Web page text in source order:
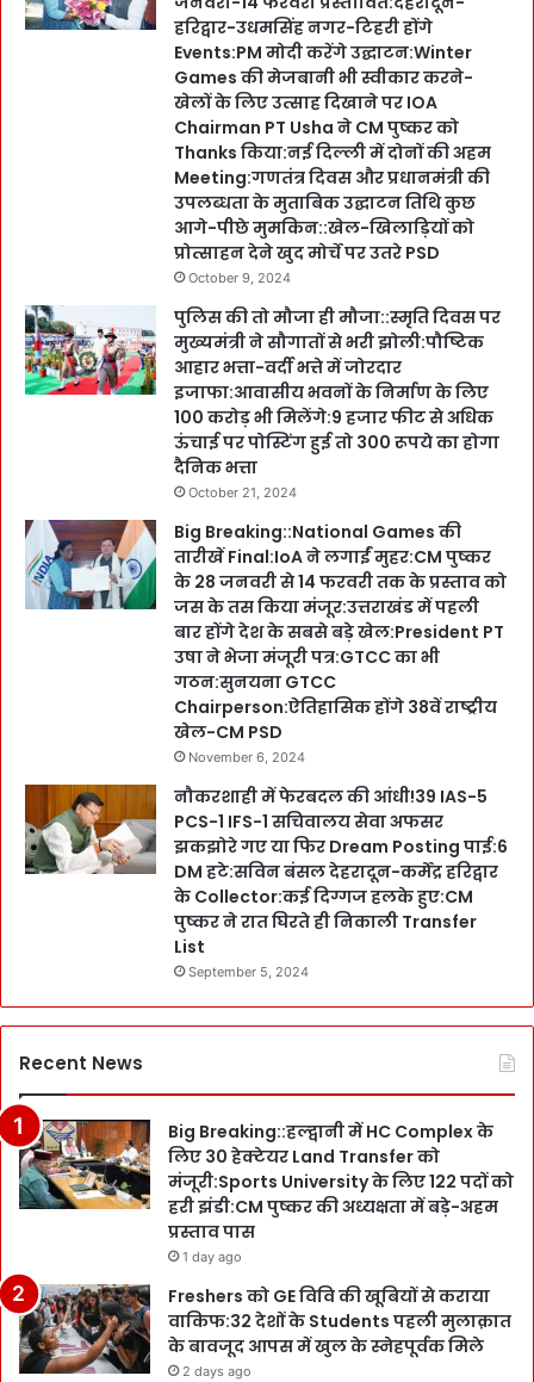
हरिद्वार-उधमसिंह नगर-टिहरी होंगे
Events:PM मोदी करेंगे उद्घाटन:Winter
Games की मेजबानी भी स्वीकार करने-
खेलों के लिए उत्साह दिखाने पर IOA
Chairman PT Usha ने CM पुष्कर को
Thanks किया:नई दिल्ली में दोनों की अहम
Meeting:गणतंत्र दिवस और प्रधानमंत्री की
उपलब्धता के मुताबिक उद्घाटन तिथि कुछ
आगे-पीछे मुमकिन::खेल-खिलाड़ियों को
प्रोत्साहन देने खुद मोर्चे पर उतरे PSD
October 9, 2024
पुलिस की तो मौजा ही मौजा::स्मृति दिवस पर
मुख्यमंत्री ने सौगातों से भरी झोली:पौष्टिक
आहार भत्ता-वर्दी भत्ते में जोरदार
इजाफा:आवासीय भवनों के निर्माण के लिए
100 करोड़ भी मिलेंगे:9 हजार फीट से अधिक
ऊंचाई पर पोस्टिंग हुई तो 300 रूपये का होगा
दैनिक भत्ता
October 21, 2024
Big Breaking::National Games की
तारीखें Final:IoA ने लगाईं मुहर:CM पुष्कर
के 28 जनवरी से 14 फरवरी तक के प्रस्ताव को
जस के तस किया मंजूर:उत्तराखंड में पहली
बार होंगे देश के सबसे बड़े खेल:President PT
उषा ने भेजा मंजूरी पत्र:GTCC का भी
गठन:सुनयना GTCC
Chairperson:ऐतिहासिक होंगे 38वें राष्ट्रीय
खेल-CM PSD
November 6, 2024
नौकरशाही में फेरबदल की आंधी!39 IAS-5
PCS-1 IFS-1 सचिवालय सेवा अफसर
झकझोरे गए या फिर Dream Posting पाई:6
DM हटे:सविन बंसल देहरादून-कर्मेंद्र हरिद्वार
के Collector:कई दिग्गज हलके हुए:CM
पुष्कर ने रात घिरते ही निकाली Transfer
List
September 5, 2024
Recent News
Big Breaking::हल्द्वानी में HC Complex के
लिए 30 हेक्टेयर Land Transfer को
मंजूरी:Sports University के लिए 122 पदों को
हरी झंडी:CM पुष्कर की अध्यक्षता में बड़े-अहम
प्रस्ताव पास
1 day ago
Freshers को GE विवि की खूबियों से कराया
वाकिफ:32 देशों के Students पहली मुलाक़ात
के बावजूद आपस में खुल के स्नेहपूर्वक मिले
2 days ago